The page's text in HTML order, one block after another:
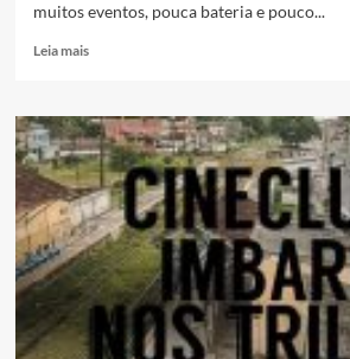
muitos eventos, pouca bateria e pouco...
Leia maisRead
Rolé-
pesquisa
na
Vila
Operária